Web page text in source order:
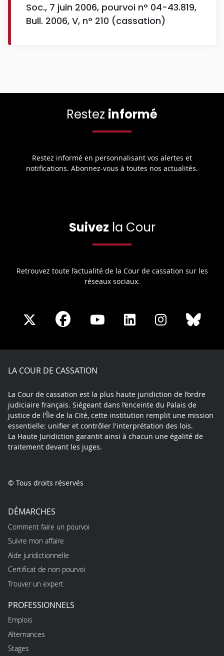
Soc., 7 juin 2006, pourvoi n° 04-43.819,
Bull. 2006, V, n° 210 (cassation)
Restez informé
Restez informé en personnalisant vos alertes et
notifications. Abonnez-vous à toutes nos actualités.
Suivez la Cour
Retrouvez toute l’actualité de la Cour de cassation sur les
réseaux sociaux.
Share
X
Share
Facebook
Share
Youtube
Share
LinkedIn
Share
Instagram
LA COUR DE CASSATION
La Cour de cassation est la plus haute juridiction de l’ordre
judiciaire français. Siégeant dans l’enceinte du Palais de
justice de l'Île de la Cité, cette institution remplit une mission
essentielle: unifier et contrôler l'interprétation des lois.
La Haute Juridiction garantit ainsi à chacun une égalité de
traitement devant les juges.
© Tous droits réservés
DÉMARCHES
Comment faire un pourvoi
Suivre mon affaire
Aide juridictionnelle
Certificat de non pourvoi
Trouver un expert
PROFESSIONNELS
Emplois
Alternances
Stages